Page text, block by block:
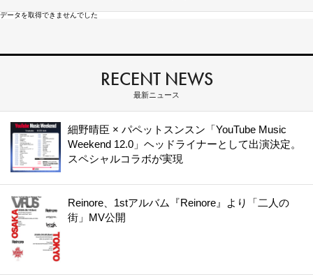
データを取得できませんでした
RECENT NEWS
最新ニュース
細野晴臣 × パペットスンスン「YouTube Music
Weekend 12.0」ヘッドライナーとして出演決定。
スペシャルコラボが実現
Reinore、1stアルバム『Reinore』より「二人の
街」MV公開